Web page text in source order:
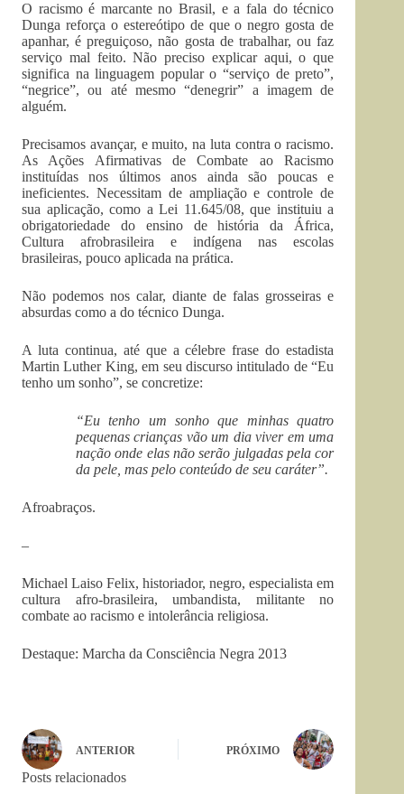
O racismo é marcante no Brasil, e a fala do técnico
Dunga reforça o estereótipo de que o negro gosta de
apanhar, é preguiçoso, não gosta de trabalhar, ou faz
serviço mal feito. Não preciso explicar aqui, o que
significa na linguagem popular o “serviço de preto”,
“negrice”, ou até mesmo “denegrir” a imagem de
alguém.
Precisamos avançar, e muito, na luta contra o racismo.
As Ações Afirmativas de Combate ao Racismo
instituídas nos últimos anos ainda são poucas e
ineficientes. Necessitam de ampliação e controle de
sua aplicação, como a Lei 11.645/08, que instituiu a
obrigatoriedade do ensino de história da África,
Cultura afrobrasileira e indígena nas escolas
brasileiras, pouco aplicada na prática.
Não podemos nos calar, diante de falas grosseiras e
absurdas como a do técnico Dunga.
A luta continua, até que a célebre frase do estadista
Martin Luther King, em seu discurso intitulado de “Eu
tenho um sonho”, se concretize:
“Eu tenho um sonho que minhas quatro
pequenas crianças vão um dia viver em uma
nação onde elas não serão julgadas pela cor
da pele, mas pelo conteúdo de seu caráter”.
Afroabraços.
–
Michael Laiso Felix, historiador, negro, especialista em
cultura afro-brasileira, umbandista, militante no
combate ao racismo e intolerância religiosa.
Destaque: Marcha da Consciência Negra 2013
ANTERIOR PRÓXIMO
Posts relacionados